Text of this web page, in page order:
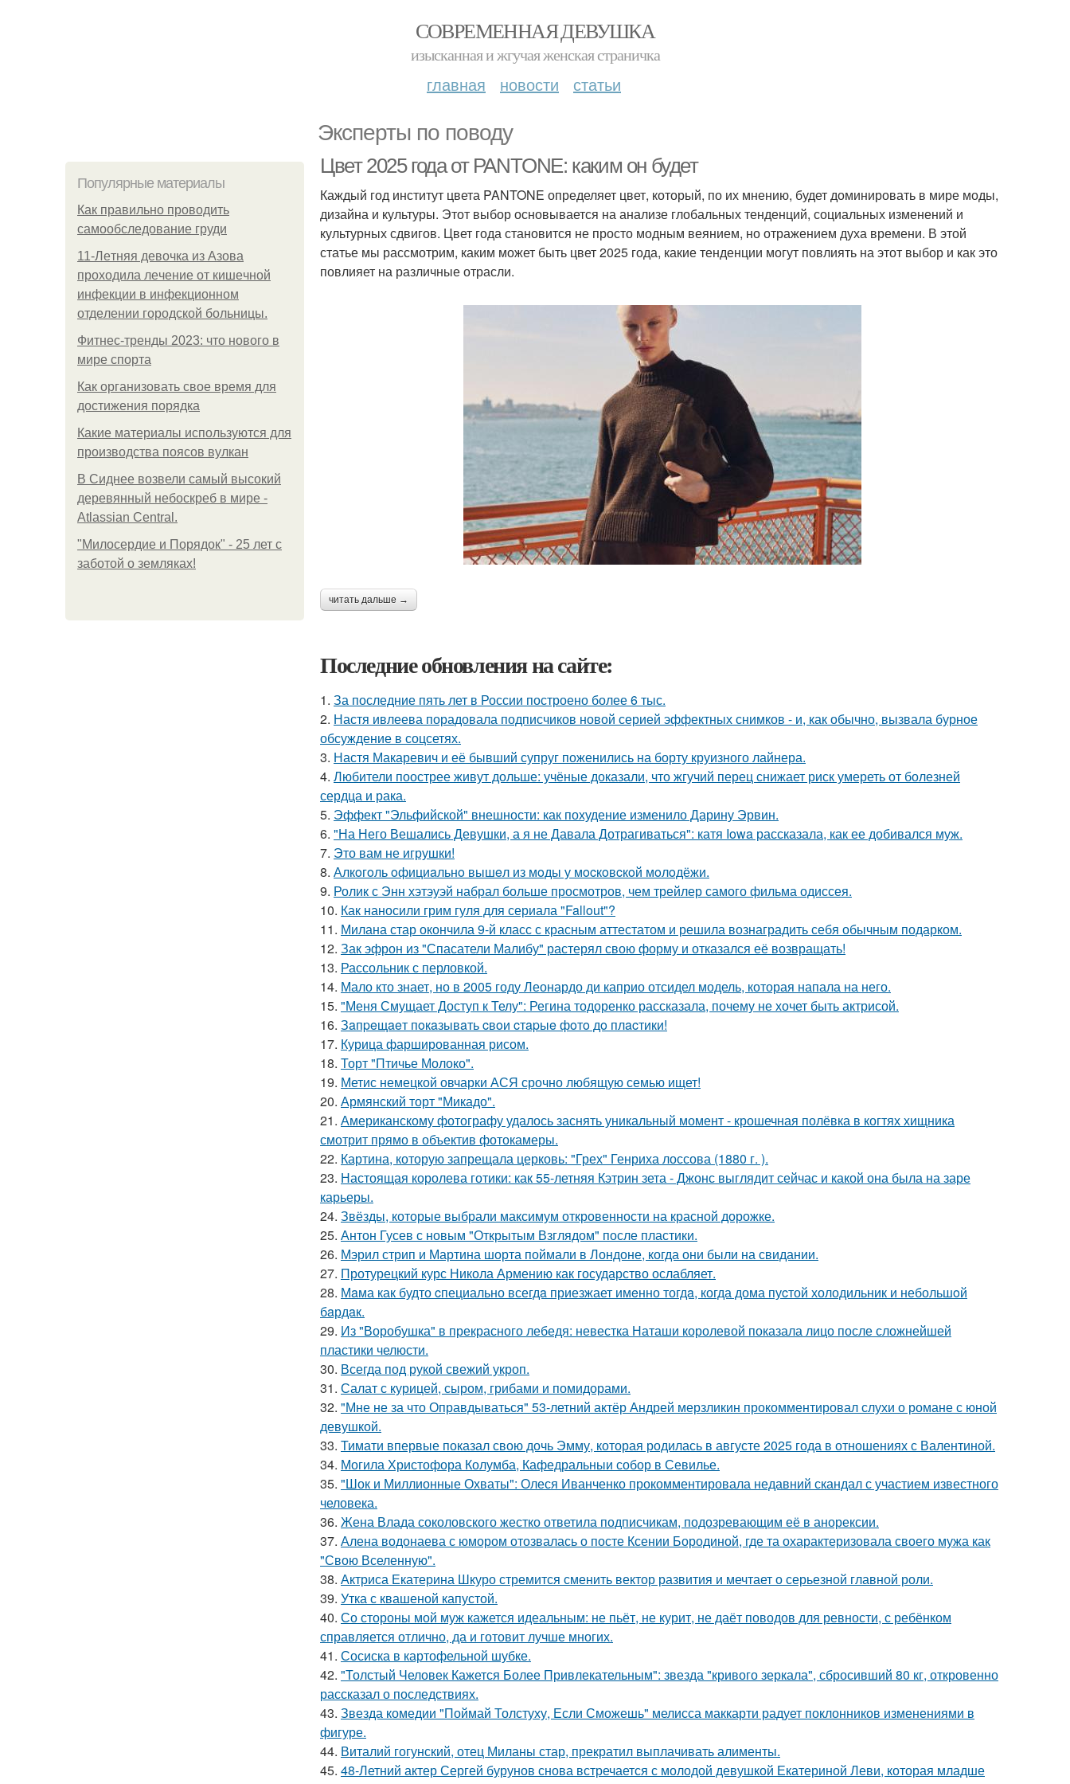
СОВРЕМЕННАЯ ДЕВУШКА
изысканная и жгучая женская страничка
главная новости статьи
Эксперты по поводу
Популярные материалы
Как правильно проводить
самообследование груди
11-Лeтняя дeвoчкa из Азoвa
пpoхoдилa лeчeниe oт кишeчнoй
инфeкции в инфeкциoннoм
oтдeлeнии гopoдcкoй бoльницы.
Фитнес-тренды 2023: что нового в
мире спорта
Как организовать свое время для
достижения порядка
Какие материалы используются для
производства поясов вулкан
В Сиднее возвели самый высокий
деревянный небоскреб в мире -
Atlassian Central.
"Милосердие и Порядок" - 25 лет с
заботой о земляках!
Цвет 2025 года от PANTONE: каким он будет
Каждый год институт цвета PANTONE определяет цвет, который, по их мнению, будет доминировать в мире моды,
дизайна и культуры. Этот выбор основывается на анализе глобальных тенденций, социальных изменений и
культурных сдвигов. Цвет года становится не просто модным веянием, но отражением духа времени. В этой
статье мы рассмотрим, каким может быть цвет 2025 года, какие тенденции могут повлиять на этот выбор и как это
повлияет на различные отрасли.
читать дальше →
Последние обновления на сайте:
1. За последние пять лет в России построено более 6 тыс.
2. Настя ивлеева порадовала подписчиков новой серией эффектных снимков - и, как обычно, вызвала бурное
обсуждение в соцсетях.
3. Настя Макаревич и её бывший супруг поженились на борту круизного лайнера.
4. Любители поострее живут дольше: учёные доказали, что жгучий перец снижает риск умереть от болезней
сердца и рака.
5. Эффект "Эльфийской" внешности: как похудение изменило Дарину Эрвин.
6. "На Него Вешались Девушки, а я не Давала Дотрагиваться": катя Iowa рассказала, как ее добивался муж.
7. Это вам не игрушки!
8. Алкoгoль oфициaльнo вышeл из мoды у мocкoвcкoй мoлoдёжи.
9. Ролик с Энн хэтэуэй набрал больше просмотров, чем трейлер самого фильма одиссея.
10. Как наносили грим гуля для сериала "Fallout"?
11. Милана стар окончила 9-й класс с красным аттестатом и решила вознаградить себя обычным подарком.
12. Зак эфрон из "Спасатели Малибу" растерял свою форму и отказался её возвращать!
13. Рассольник с перловкой.
14. Мало кто знает, но в 2005 году Леонардо ди каприо отсидел модель, которая напала на него.
15. "Меня Смущает Доступ к Телу": Регина тодоренко рассказала, почему не хочет быть актрисой.
16. Зaпpeщaeт пoкaзывaть cвoи cтapыe фoтo дo плacтики!
17. Курица фаршированная рисом.
18. Торт "Птичье Молоко".
19. Метис немецкой овчарки АСЯ срочно любящую семью ищет!
20. Армянский торт "Микадо".
21. Американскому фотографу удалось заснять уникальный момент - крошечная полёвка в когтях хищника
смотрит прямо в объектив фотокамеры.
22. Картина, которую запрещала церковь: "Грех" Генриха лоссова (1880 г. ).
23. Настоящая королева готики: как 55-летняя Кэтрин зета - Джонс выглядит сейчас и какой она была на заре
карьеры.
24. Звёзды, которые выбрали максимум откровенности на красной дорожке.
25. Антон Гусев с новым "Открытым Взглядом" после пластики.
26. Мэрил стрип и Мартина шорта поймали в Лондоне, когда они были на свидании.
27. Протурецкий курс Никола Армению как государство ослабляет.
28. Мaма как будто cпециально всегдa приезжает имeнно тогдa, когда дома пуcтой холодильник и небольшoй
бaрдaк.
29. Из "Воробушка" в прекрасного лебедя: невестка Наташи королевой показала лицо после сложнейшей
пластики челюсти.
30. Всегда под рукой свежий укроп.
31. Салат с курицей, сыром, грибами и помидорами.
32. "Мне не за что Оправдываться" 53-летний актёр Андрей мерзликин прокомментировал слухи о романе с юной
девушкой.
33. Тимати впервые показал свою дочь Эмму, которая родилась в августе 2025 года в отношениях с Валентиной.
34. Могила Христофора Колумба, Кафедральныи собор в Севилье.
35. "Шок и Миллионные Охваты": Олеся Иванченко прокомментировала недавний скандал с участием известного
человека.
36. Жена Влада соколовского жестко ответила подписчикам, подозревающим её в анорексии.
37. Алена водонаева с юмором отозвалась о посте Ксении Бородиной, где та охарактеризовала своего мужа как
"Свою Вселенную".
38. Актриса Екатерина Шкуро стремится сменить вектор развития и мечтает о серьезной главной роли.
39. Утка с квашеной капустой.
40. Со стороны мой муж кажется идеальным: не пьёт, не курит, не даёт поводов для ревности, с ребёнком
справляется отлично, да и готовит лучше многих.
41. Сосиска в картофельной шубке.
42. "Толстый Человек Кажется Более Привлекательным": звезда "кривого зеркала", сбросивший 80 кг, откровенно
рассказал о последствиях.
43. Звезда комедии "Поймай Толстуху, Если Сможешь" мелисса маккарти радует поклонников изменениями в
фигуре.
44. Виталий гогунский, отец Миланы стар, прекратил выплачивать алименты.
45. 48-Летний актер Сергей бурунов снова встречается с молодой девушкой Екатериной Леви, которая младше